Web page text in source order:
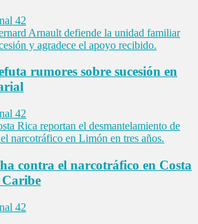
42
rumores sobre sucesión en
42
contra el narcotráfico en Costa
Caribe
42